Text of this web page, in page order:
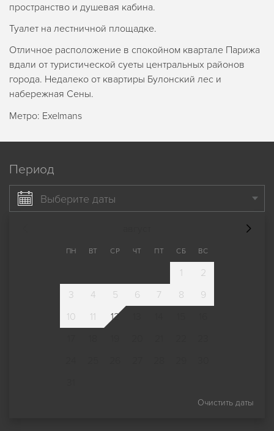
пространство и душевая кабина.
Туалет на лестничной площадке.
Отличное расположение в спокойном квартале Парижа
вдали от туристической суеты центральных районов
города. Недалеко от квартиры Булонский лес и
набережная Сены.
Метро: Exelmans
Период
Выберите даты
ПН ВТ СР ЧТ ПТ СБ ВС
1
2
3
4 5 6 7 8
9
10
11 12
Очистить даты